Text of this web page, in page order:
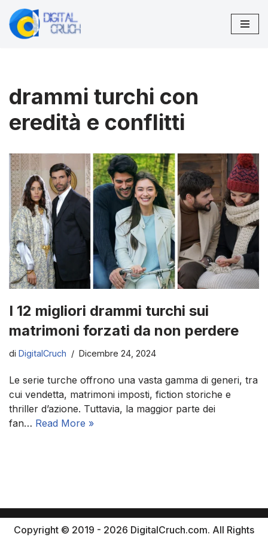
Vai
drammi turchi con
eredità e conflitti
I 12 migliori drammi turchi sui
matrimoni forzati da non perdere
di DigitalCruch Dicembre 24, 2024
Le serie turche offrono una vasta gamma di generi, tra
cui vendetta, matrimoni imposti, fiction storiche e
thriller d’azione. Tuttavia, la maggior parte dei
fan… Read More »
Copyright © 2019 - 2026 DigitalCruch.com. All Rights